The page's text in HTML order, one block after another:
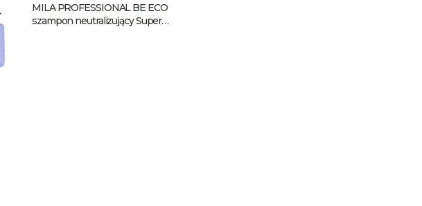
MILA PROFESSIONAL BE ECO
szampon neutralizujący Superb